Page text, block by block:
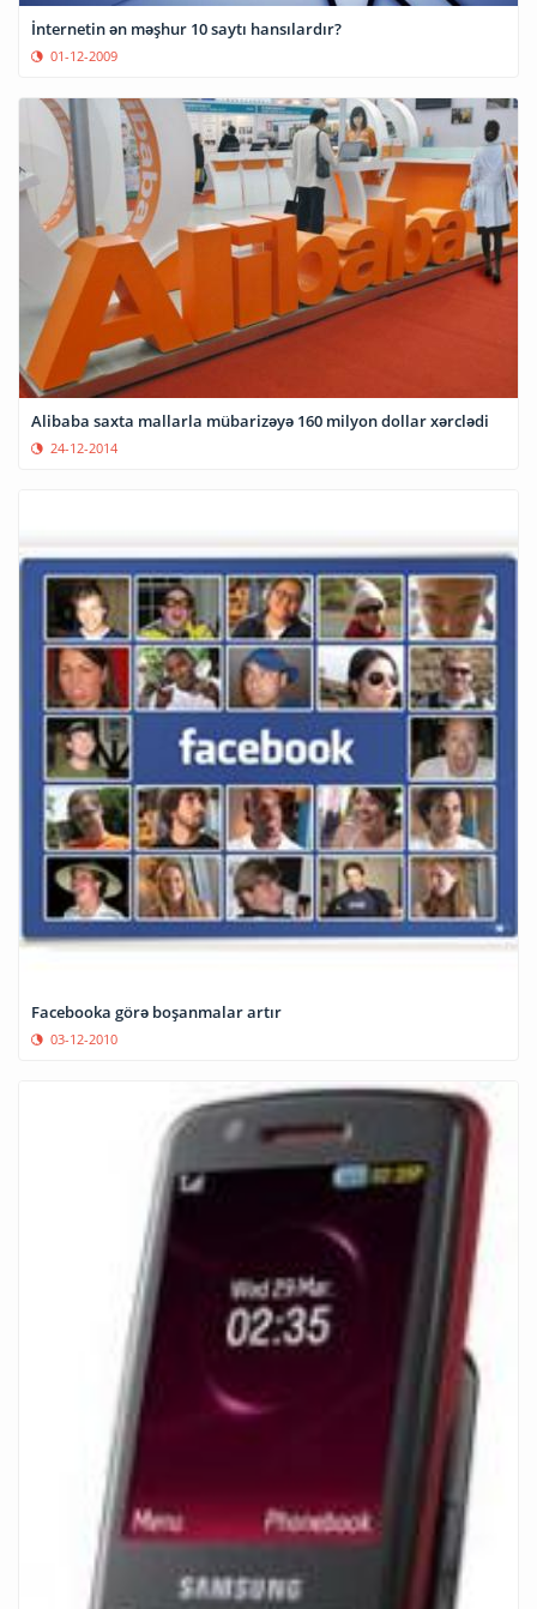
İnternetin ən məşhur 10 saytı hansılardır?
01-12-2009
Alibaba saxta mallarla mübarizəyə 160 milyon dollar xərclədi
24-12-2014
Facebooka görə boşanmalar artır
03-12-2010